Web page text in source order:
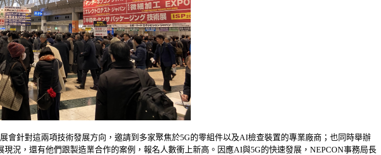
會針對這兩項技術發展方向，邀請到多家聚焦於5G的零組件以及AI檢查裝置的專業廠商；也同時舉辦
況，還有他們跟製造業合作的案例，報名人數衝上新高。因應AI與5G的快速發展，NEPCON事務局長